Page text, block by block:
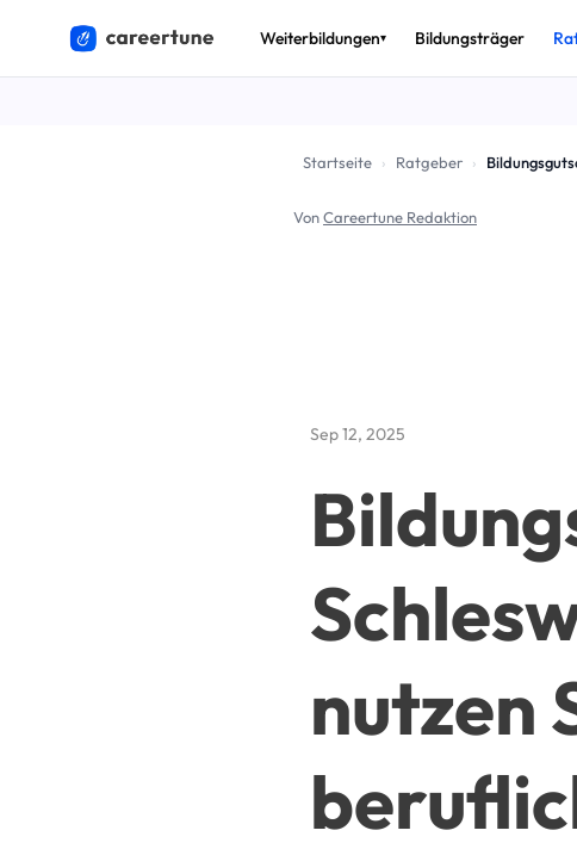
Weiterbildungen▾ Bildungsträger
Startseite › Ratgeber ›
VonCareertune Redaktion
Sep 12, 2025
nutzen